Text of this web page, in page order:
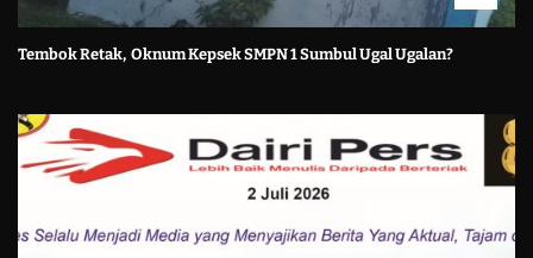
Tembok Retak, Oknum Kepsek SMPN 1 Sumbul Ugal Ugalan?